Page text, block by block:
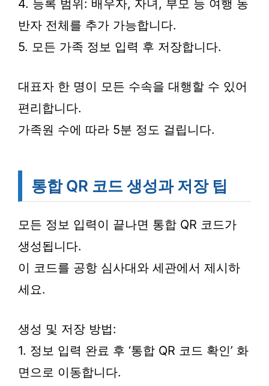
4. 등록 범위: 배우자, 자녀, 부모 등 여행 동
반자 전체를 추가 가능합니다.
5. 모든 가족 정보 입력 후 저장합니다.
대표자 한 명이 모든 수속을 대행할 수 있어
편리합니다.
가족원 수에 따라 5분 정도 걸립니다.
통합 QR 코드 생성과 저장 팁
모든 정보 입력이 끝나면 통합 QR 코드가
생성됩니다.
이 코드를 공항 심사대와 세관에서 제시하
세요.
생성 및 저장 방법:
1. 정보 입력 완료 후 ‘통합 QR 코드 확인’ 화
면으로 이동합니다.